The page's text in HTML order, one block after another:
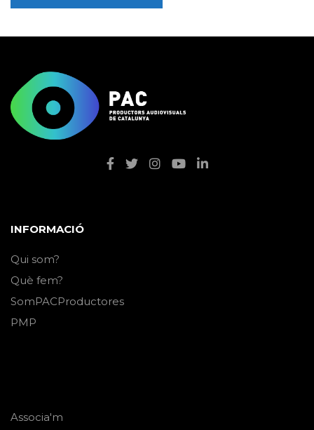
INFORMACIÓ
Qui som?
Què fem?
SomPACProductores
PMP
Associa'm